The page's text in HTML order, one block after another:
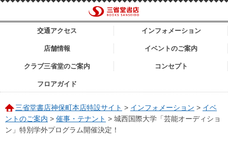
交通アクセス インフォメーション
店舗情報 イベントのご案内
クラブ三省堂のご案内 コンセプト
フロアガイド
三省堂書店神保町本店特設サイト > インフォメーション > イベ
ントのご案内 > 催事・テナント > 城西国際大学「芸能オーディショ
ン」特別学外プログラム開催決定！